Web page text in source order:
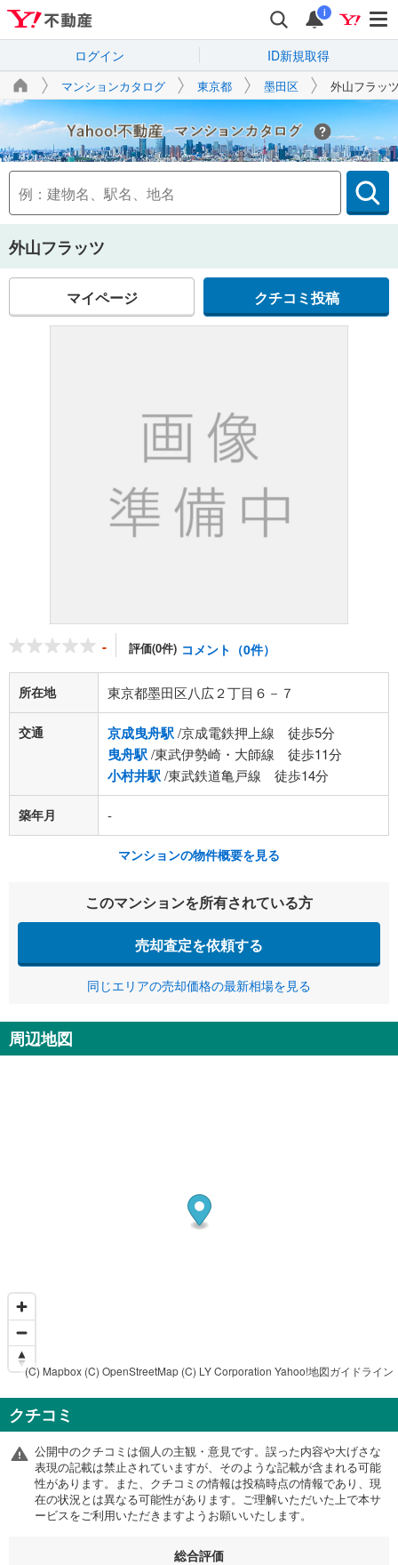
i
ログイン ID新規取得
マンションカタログ 東京都 墨田区 外山フラッ
Yahoo!不動産
外山フラッツ
マイページ クチコミ投稿
- 評価(0件) コメント（0件）
所在地 東京都墨田区八広２丁目６－７
交通 京成曳舟駅/京成電鉄押上線 徒歩5分
曳舟駅/東武伊勢崎・大師線 徒歩11分
小村井駅/東武鉄道亀戸線 徒歩14分
築年月 -
マンションの物件概要を見る
このマンションを所有されている方
売却査定を依頼する
同じエリアの売却価格の最新相場を見る
周辺地図
(C) Mapbox (C) OpenStreetMap (C) LY Corporation Yahoo!地図ガイドライン
クチコミ
公開中のクチコミは個人の主観・意見です。誤った内容や大げさな
表現の記載は禁止されていますが、そのような記載が含まれる可能
性があります。また、クチコミの情報は投稿時点の情報であり、現
在の状況とは異なる可能性があります。ご理解いただいた上で本サ
ービスをご利用いただきますようお願いいたします。
総合評価